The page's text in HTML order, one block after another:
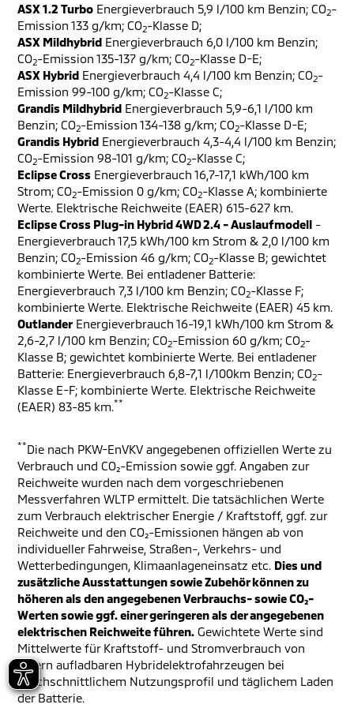
ASX 1.2 Turbo Energieverbrauch 5,9 l/100 km Benzin; CO2-
Emission 133 g/km; CO2-Klasse D;
ASX Mildhybrid Energieverbrauch 6,0 l/100 km Benzin;
CO2-Emission 135-137 g/km; CO2-Klasse D-E;
ASX Hybrid Energieverbrauch 4,4 l/100 km Benzin; CO2-
Emission 99-100 g/km; CO2-Klasse C;
Grandis Mildhybrid Energieverbrauch 5,9-6,1 l/100 km
Benzin; CO2-Emission 134-138 g/km; CO2-Klasse D-E;
Grandis Hybrid Energieverbrauch 4,3-4,4 l/100 km Benzin;
CO2-Emission 98-101 g/km; CO2-Klasse C;
Eclipse Cross Energieverbrauch 16,7-17,1 kWh/100 km
Strom; CO2-Emission 0 g/km; CO2-Klasse A; kombinierte
Werte. Elektrische Reichweite (EAER) 615-627 km.
Eclipse Cross Plug-in Hybrid 4WD 2.4 - Auslaufmodell -
Energieverbrauch 17,5 kWh/100 km Strom & 2,0 l/100 km
Benzin; CO2-Emission 46 g/km; CO2-Klasse B; gewichtet
kombinierte Werte. Bei entladener Batterie:
Energieverbrauch 7,3 l/100 km Benzin; CO2-Klasse F;
kombinierte Werte. Elektrische Reichweite (EAER) 45 km.
Outlander Energieverbrauch 16-19,1 kWh/100 km Strom &
2,6-2,7 l/100 km Benzin; CO2-Emission 60 g/km; CO2-
Klasse B; gewichtet kombinierte Werte. Bei entladener
Batterie: Energieverbrauch 6,8-7,1 l/100km Benzin; CO2-
Klasse E-F; kombinierte Werte. Elektrische Reichweite
(EAER) 83-85 km.**
**Die nach PKW-EnVKV angegebenen offiziellen Werte zu
Verbrauch und CO₂-Emission sowie ggf. Angaben zur
Reichweite wurden nach dem vorgeschriebenen
Messverfahren WLTP ermittelt. Die tatsächlichen Werte
zum Verbrauch elektrischer Energie / Kraftstoff, ggf. zur
Reichweite und den CO₂-Emissionen hängen ab von
individueller Fahrweise, Straßen-, Verkehrs- und
Wetterbedingungen, Klimaanlageneinsatz etc. Dies und
zusätzliche Ausstattungen sowie Zubehör können zu
höheren als den angegebenen Verbrauchs- sowie CO₂-
Werten sowie ggf. einer geringeren als der angegebenen
elektrischen Reichweite führen. Gewichtete Werte sind
Mittelwerte für Kraftstoff- und Stromverbrauch von
extern aufladbaren Hybridelektrofahrzeugen bei
durchschnittlichem Nutzungsprofil und täglichem Laden
der Batterie.